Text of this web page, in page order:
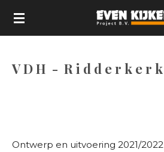
Ga
V D H - R i d d e r k e r k
Ontwerp en uitvoering 2021/2022